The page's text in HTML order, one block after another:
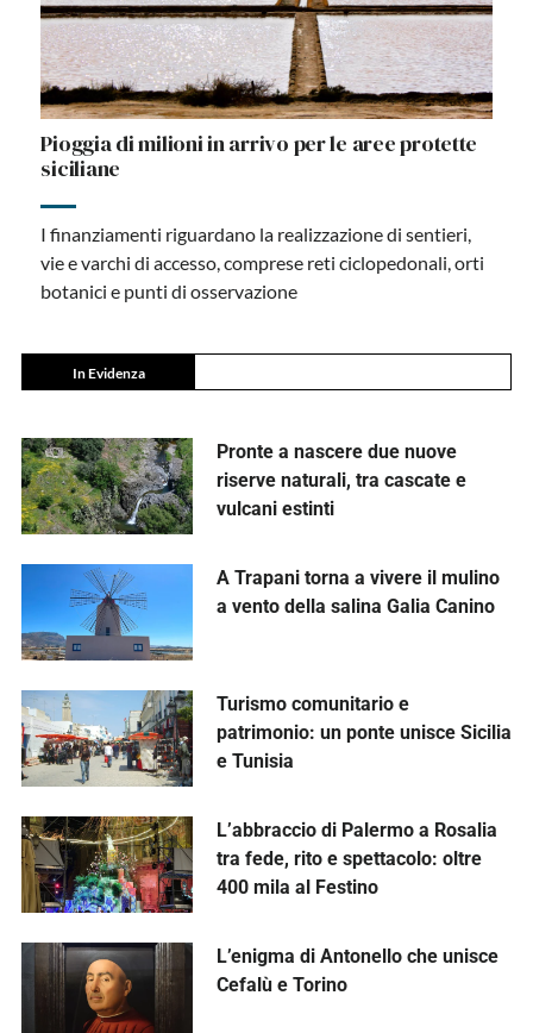
Pioggia di milioni in arrivo per le aree protette
siciliane
I finanziamenti riguardano la realizzazione di sentieri,
vie e varchi di accesso, comprese reti ciclopedonali, orti
botanici e punti di osservazione
In Evidenza
Pronte a nascere due nuove
riserve naturali, tra cascate e
vulcani estinti
A Trapani torna a vivere il mulino
a vento della salina Galia Canino
Turismo comunitario e
patrimonio: un ponte unisce Sicilia
e Tunisia
L’abbraccio di Palermo a Rosalia
tra fede, rito e spettacolo: oltre
400 mila al Festino
L’enigma di Antonello che unisce
Cefalù e Torino